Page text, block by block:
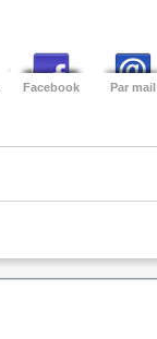
Facebook Par mail